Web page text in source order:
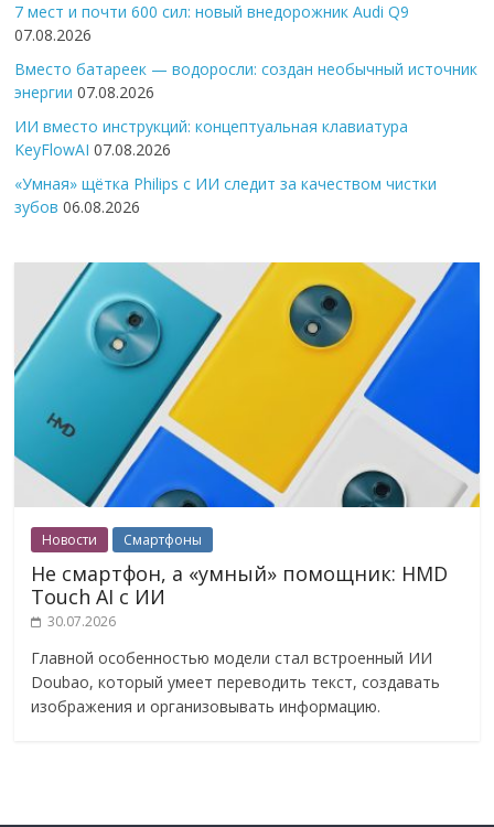
7 мест и почти 600 сил: новый внедорожник Audi Q9
07.08.2026
Вместо батареек — водоросли: создан необычный источник
энергии 07.08.2026
ИИ вместо инструкций: концептуальная клавиатура
KeyFlowAI 07.08.2026
«Умная» щётка Philips с ИИ следит за качеством чистки
зубов 06.08.2026
Новости Смартфоны
Не смартфон, а «умный» помощник: HMD
Touch AI с ИИ
30.07.2026
Главной особенностью модели стал встроенный ИИ
Doubao, который умеет переводить текст, создавать
изображения и организовывать информацию.